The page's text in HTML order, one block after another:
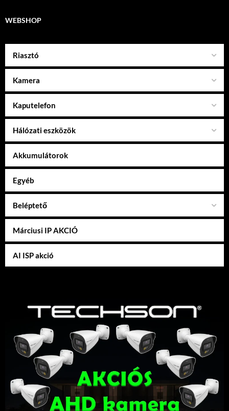
WEBSHOP
Riasztó
Kamera
Kaputelefon
Hálózati eszközök
Akkumulátorok
Egyéb
Beléptető
Márciusi IP AKCIÓ
AI ISP akció